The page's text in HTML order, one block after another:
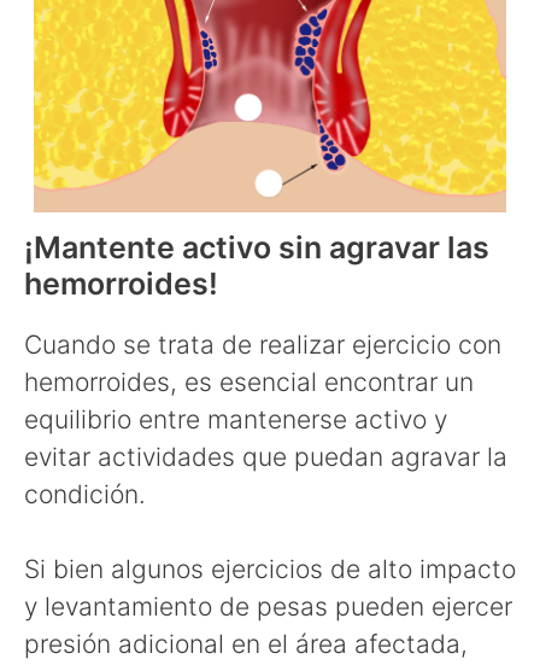
¡Mantente activo sin agravar las
hemorroides!
Cuando se trata de realizar ejercicio con
hemorroides, es esencial encontrar un
equilibrio entre mantenerse activo y
evitar actividades que puedan agravar la
condición.
Si bien algunos ejercicios de alto impacto
y levantamiento de pesas pueden ejercer
presión adicional en el área afectada,